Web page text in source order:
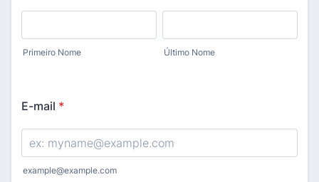
Primeiro Nome Último Nome
E-mail *
example@example.com